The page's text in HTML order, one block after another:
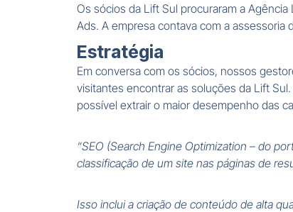
Os sócios da Lift Sul procuraram a
Ads. A empresa contava com a
Estratégia
Em conversa com os sócios, nossos
visitantes encontrar as soluções da Lift
possível extrair o maior desempenho das
“SEO (Search Engine Optimization – do
classificação de um site nas páginas de
Isso inclui a criação de conteúdo de alta